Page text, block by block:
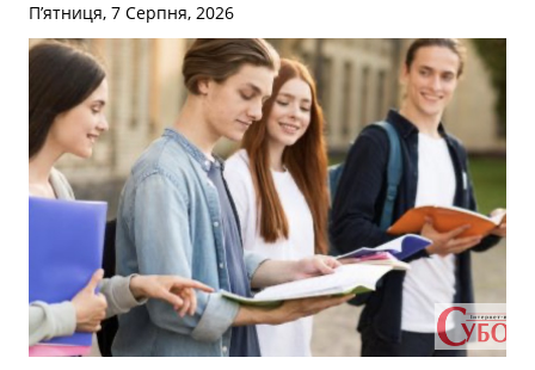
П’ятниця, 7 Серпня, 2026